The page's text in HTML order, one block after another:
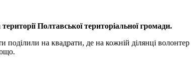
Полтавської територіальної громади.
на квадрати, де на кожній ділянці